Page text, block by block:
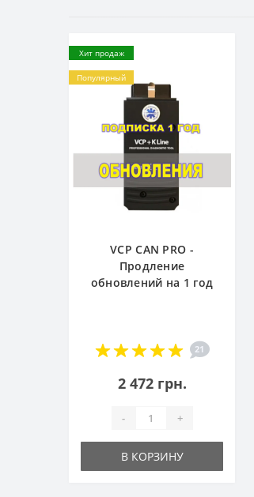
Хит продаж
Популярный
VCP CAN PRO -
Продление
обновлений на 1 год
21
2 472 грн.
- +
В КОРЗИНУ